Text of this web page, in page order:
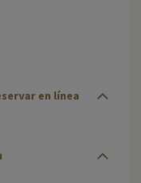
en línea